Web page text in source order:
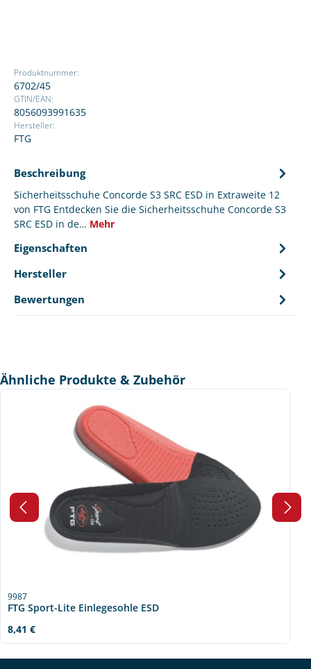
Produktnummer:
6702/45
GTIN/EAN:
8056093991635
Hersteller:
FTG
Beschreibung
Sicherheitsschuhe Concorde S3 SRC ESD in Extraweite 12
von FTG Entdecken Sie die Sicherheitsschuhe Concorde S3
SRC ESD in de… Mehr
Eigenschaften
Hersteller
Bewertungen
Produktgalerie überspringen
Ähnliche Produkte & Zubehör
9987
FTG Sport-Lite Einlegesohle ESD
Regulärer Preis:
8,41 €